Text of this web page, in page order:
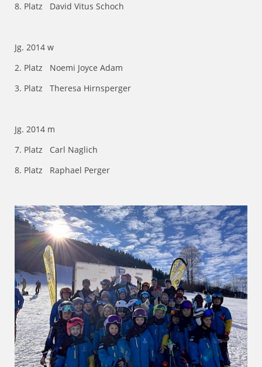
8. Platz David Vitus Schoch
Jg. 2014 w
2. Platz Noemi Joyce Adam
3. Platz Theresa Hirnsperger
Jg. 2014 m
7. Platz Carl Naglich
8. Platz Raphael Perger